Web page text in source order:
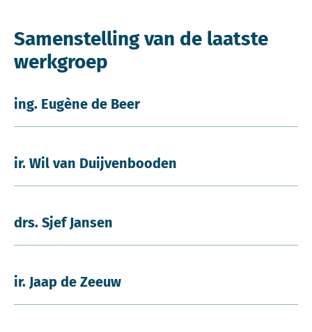
Samenstelling van de laatste
werkgroep
ing. Eugène de Beer
ir. Wil van Duijvenbooden
drs. Sjef Jansen
ir. Jaap de Zeeuw